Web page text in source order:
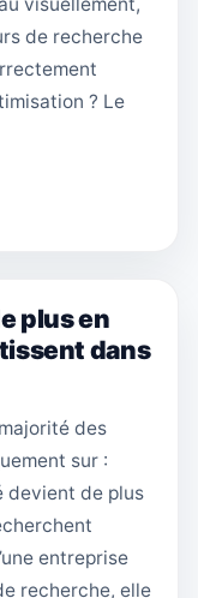
de recherche
? Le
plus en
dans
des
sur :
devient de plus
entreprise
recherche, elle